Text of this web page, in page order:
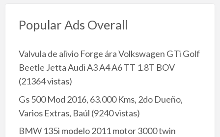
Popular Ads Overall
Valvula de alivio Forge ára Volkswagen GTi Golf
Beetle Jetta Audi A3 A4 A6 TT 1.8T BOV
(21364 vistas)
Gs 500 Mod 2016, 63.000 Kms, 2do Dueño,
Varios Extras, Baúl (9240 vistas)
BMW 135i modelo 2011 motor 3000 twin